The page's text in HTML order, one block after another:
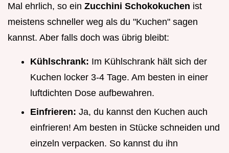
Mal ehrlich, so ein Zucchini Schokokuchen ist
meistens schneller weg als du "Kuchen" sagen
kannst. Aber falls doch was übrig bleibt:
Kühlschrank: Im Kühlschrank hält sich der
Kuchen locker 3-4 Tage. Am besten in einer
luftdichten Dose aufbewahren.
Einfrieren: Ja, du kannst den Kuchen auch
einfrieren! Am besten in Stücke schneiden und
einzeln verpacken. So kannst du ihn